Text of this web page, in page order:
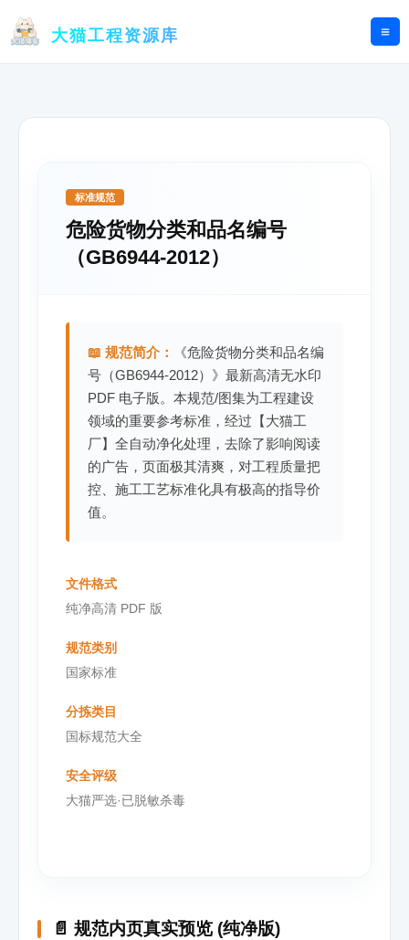
大猫工程资源库
标准规范
危险货物分类和品名编号
（GB6944-2012）
📖 规范简介：
《危险货物分类和品名编
号（GB6944-2012）》最新高清无水印
PDF 电子版。本规范/图集为工程建设
领域的重要参考标准，经过【大猫工
厂】全自动净化处理，去除了影响阅读
的广告，页面极其清爽，对工程质量把
控、施工工艺标准化具有极高的指导价
值。
文件格式
纯净高清 PDF 版
规范类别
国家标准
分拣类目
国标规范大全
安全评级
大猫严选·已脱敏杀毒
📄 规范内页真实预览 (纯净版)